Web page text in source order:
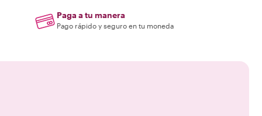
Paga a tu manera
Pago rápido y seguro en tu moneda